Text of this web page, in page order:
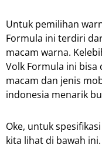
Untuk pemilihan
Formula ini terdiri
macam warna.
Volk Formula ini bisa
macam dan jenis
indonesia menarik
Oke, untuk
kita lihat di bawah ini.